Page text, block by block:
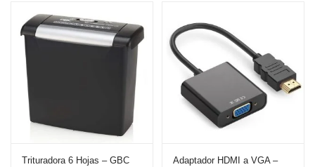
Trituradora 6 Hojas – GBC
Adaptador HDMI a VGA –